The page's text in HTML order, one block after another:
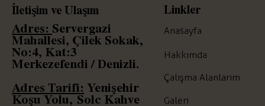
İletişim ve Ulaşım
Adres: Servergazi
Mahallesi, Çilek Sokak,
No:4, Kat:3
Merkezefendi / Denizli.
Adres Tarifi: Yenişehir
Koşu Yolu, Solc Kahve
Linkler
Anasayfa
Hakkımda
Çalışma Alanlarım
Galeri